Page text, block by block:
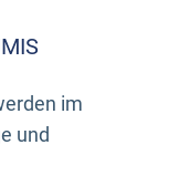
im
und